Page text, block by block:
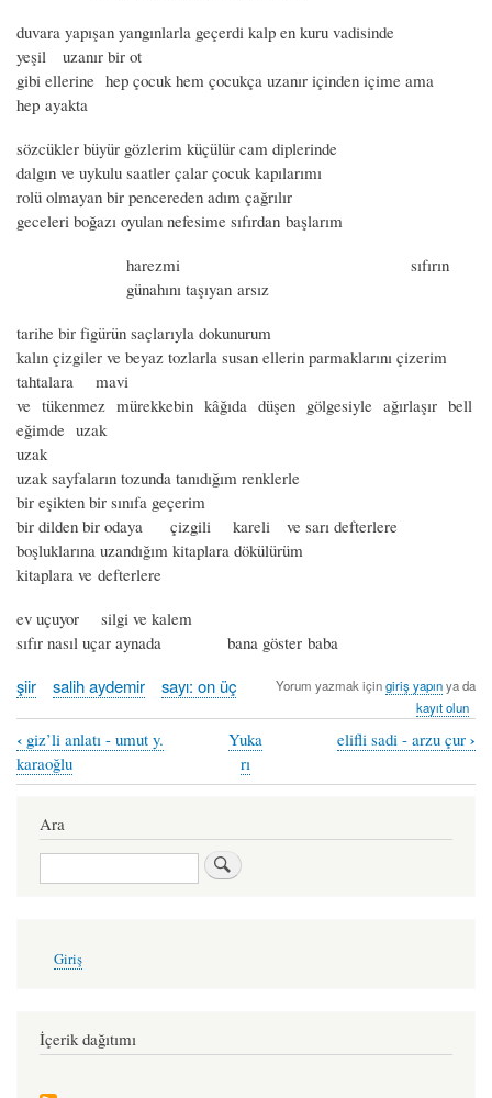
duvara yapışan yangınlarla geçerdi kalp en kuru vadisinde
yeşil uzanır bir ot
gibi ellerine hep çocuk hem çocukça uzanır içinden içime ama
hep ayakta
sözcükler büyür gözlerim küçülür cam diplerinde
dalgın ve uykulu saatler çalar çocuk kapılarımı
rolü olmayan bir pencereden adım çağrılır
geceleri boğazı oyulan nefesime sıfırdan başlarım
harezmi sıfırın
günahını taşıyan arsız
tarihe bir figürün saçlarıyla dokunurum
kalın çizgiler ve beyaz tozlarla susan ellerin parmaklarını çizerim
tahtalara mavi
ve tükenmez mürekkebin kâğıda düşen gölgesiyle ağırlaşır bell
eğimde uzak
uzak
uzak sayfaların tozunda tanıdığım renklerle
bir eşikten bir sınıfa geçerim
bir dilden bir odaya çizgili kareli ve sarı defterlere
boşluklarına uzandığım kitaplara dökülürüm
kitaplara ve defterlere
ev uçuyor silgi ve kalem
sıfır nasıl uçar aynada bana göster baba
şiir salih aydemir sayı: on üç Yorum yazmak içingiriş yapınya da
kayıt olun
Book
traversal
links
for
uçan
salihaydemir
‹ giz’li anlatı - umut y.
karaoğlu
Yuka
rı
elifli sadi - arzu çur ›
Ara
Ara
account
Giriş
İçerik dağıtımı